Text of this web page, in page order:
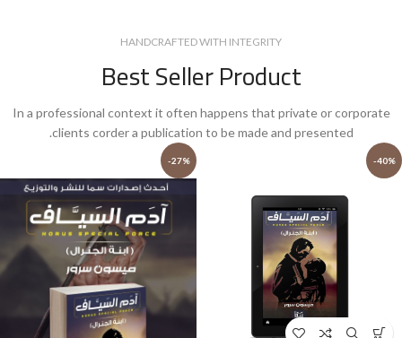
HANDCRAFTED WITH INTEGRITY
Best Seller Product
In a professional context it often happens that private or corporate
clients corder a publication to be made and presented.
-40%
-27%